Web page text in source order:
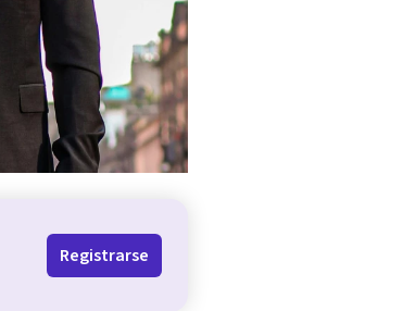
Registrarse